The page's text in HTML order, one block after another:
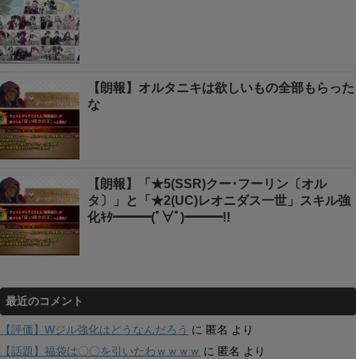
【朗報】オルタニキは欲しいもの全部もらった
な
【朗報】「★5(SSR)クー･フーリン〔オル
タ〕」と「★2(UC)レオニダス一世」スキル強
化ｷﾀ━━━(ﾟ∀ﾟ)━━━!!
最近のコメント
【評価】Wジル強化はどうなんだろう に 匿名 より
【話題】福袋は〇〇を引いたわｗｗｗｗ に 匿名 より